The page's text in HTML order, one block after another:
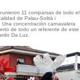
11 comparsas de todo el
de Palau-Solità i
concentración carnavalera
de todo un referente de este
Da Luz.